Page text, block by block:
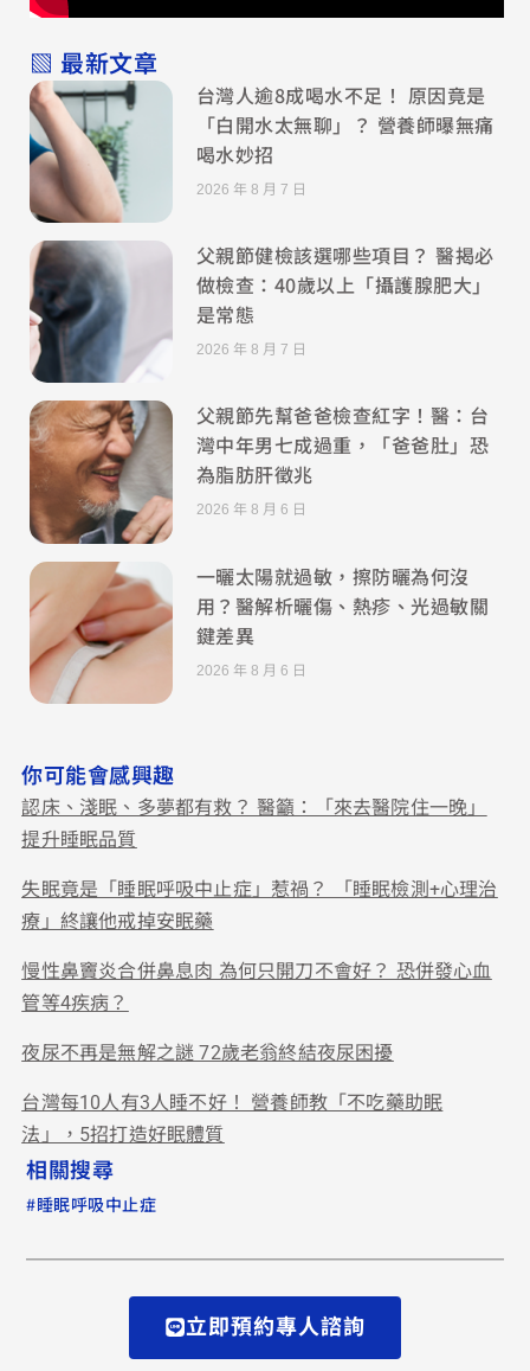
▧ 最新文章
台灣人逾8成喝水不足！ 原因竟是
「白開水太無聊」？ 營養師曝無痛
喝水妙招
2026 年 8 月 7 日
父親節健檢該選哪些項目？ 醫揭必
做檢查：40歲以上「攝護腺肥大」
是常態
2026 年 8 月 7 日
父親節先幫爸爸檢查紅字！醫：台
灣中年男七成過重，「爸爸肚」恐
為脂肪肝徵兆
2026 年 8 月 6 日
一曬太陽就過敏，擦防曬為何沒
用？醫解析曬傷、熱疹、光過敏關
鍵差異
2026 年 8 月 6 日
你可能會感興趣
認床、淺眠、多夢都有救？ 醫籲：「來去醫院住一晚」
提升睡眠品質
失眠竟是「睡眠呼吸中止症」惹禍？ 「睡眠檢測+心理治
療」終讓他戒掉安眠藥
慢性鼻竇炎合併鼻息肉 為何只開刀不會好？ 恐併發心血
管等4疾病？
夜尿不再是無解之謎 72歲老翁終結夜尿困擾
台灣每10人有3人睡不好！ 營養師教「不吃藥助眠
法」，5招打造好眠體質
相關搜尋
#睡眠呼吸中止症
立即預約專人諮詢